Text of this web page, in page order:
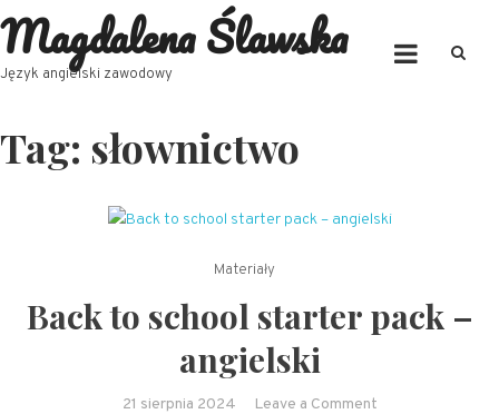
Skip
to
content
Magdalena Ślawska
Język angielski zawodowy
Tag: słownictwo
Materiały
Back to school starter pack –
angielski
21 sierpnia 2024 Leave a Commenton